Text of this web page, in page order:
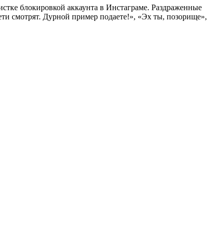
блокировкой аккаунта в Инстаграме. Раздраженные
смотрят. Дурной пример подаете!», «Эх ты, позорище»,